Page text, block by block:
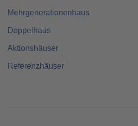
Mehrgenerationenhaus
Doppelhaus
Aktionshäuser
Referenzhäuser